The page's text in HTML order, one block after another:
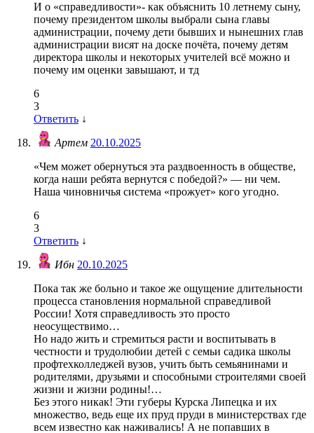
И о «справедливости»- как объяснить 10 летнему сыну,
почему президентом школы выбрали сына главы
администрации, почему дети бывших и нынешних глав
администрации висят на доске почёта, почему детям
директора школы и некоторых учителей всё можно и
почему им оценки завышают, и тд
6
3
Ответить ↓
Артем 20.10.2025
«Чем может обернуться эта раздвоенность в обществе,
когда наши ребята вернутся с победой?» — ни чем.
Наша чиновничья система «прожует» кого угодно.
6
3
Ответить ↓
Ибн 20.10.2025
Пока так же больно и такое же ощущение длительности
процесса становления нормальной справедливой
России! Хотя справедливость это просто
неосуществимо…
Но надо жить и стремиться расти и воспитывать в
честности и трудолюбии детей с семьи садика школы
профтехколледжей вузов, учить быть семьянинами и
родителями, друзьями и способными строителями своей
жизни и жизни родины!…
Без этого никак! Эти губеры Курска Липецка и их
множество, ведь еще их пруд пруди в министерствах где
всем известно как наживались! А не попавших в